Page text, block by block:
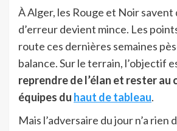
À Alger, les Rouge et Noir savent
d’erreur devient mince. Les
route ces dernières semaines
balance. Sur le terrain, l’objectif
reprendre de l’élan et rester au
équipes du haut de tableau.
Mais l’adversaire du jour n’a rien